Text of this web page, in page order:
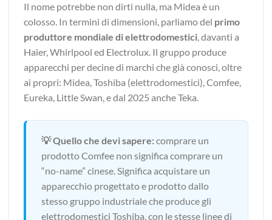
Il nome potrebbe non dirti nulla, ma Midea è un
colosso. In termini di dimensioni, parliamo del primo
produttore mondiale di elettrodomestici, davanti a
Haier, Whirlpool ed Electrolux. Il gruppo produce
apparecchi per decine di marchi che già conosci, oltre
ai propri: Midea, Toshiba (elettrodomestici), Comfee,
Eureka, Little Swan, e dal 2025 anche Teka.
💡 Quello che devi sapere:comprare un
prodotto Comfee non significa comprare un
“no-name” cinese. Significa acquistare un
apparecchio progettato e prodotto dallo
stesso gruppo industriale che produce gli
elettrodomestici Toshiba, con le stesse linee di